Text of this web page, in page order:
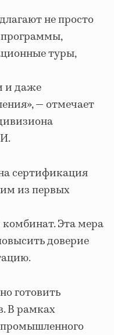
не просто
туры,
и даже
— отмечает
сертификация
из первых
Эта мера
доверие
готовить
В рамках